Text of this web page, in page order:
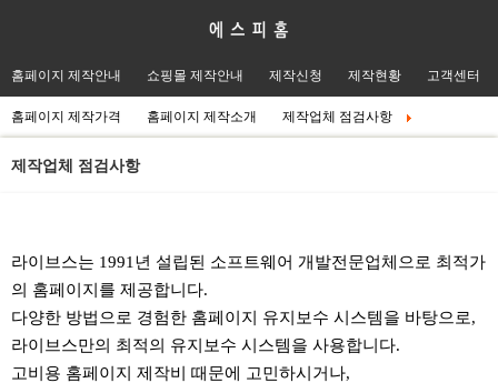
홈페이지 제작안내 쇼핑몰 제작안내 제작신청 제작현황 고객센터
홈페이지 제작가격 홈페이지 제작소개 제작업체 점검사항
제작업체 점검사항
라이브스는 1991년 설립된 소프트웨어 개발전문업체으로 최적가
의 홈페이지를 제공합니다.
다양한 방법으로 경험한 홈페이지 유지보수 시스템을 바탕으로,
라이브스만의 최적의 유지보수 시스템을 사용합니다.
고비용 홈페이지 제작비 때문에 고민하시거나,